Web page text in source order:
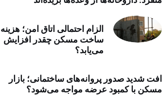
پایگاه خبری آبان
الزام احتمالی اتاق امن؛ هزینه
ساخت مسکن چقدر افزایش
می‌یابد؟
افت شدید صدور پروانه‌های ساختمانی؛ بازار
مسکن با کمبود عرضه مواجه می‌شود؟